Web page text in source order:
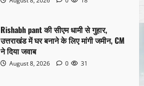
Rishabh pant की सीएम धामी से गुहार,
उत्तराखंड में घर बनाने के लिए मांगी जमीन, CM
ने दिया जवाब
August 8, 2026 0 31